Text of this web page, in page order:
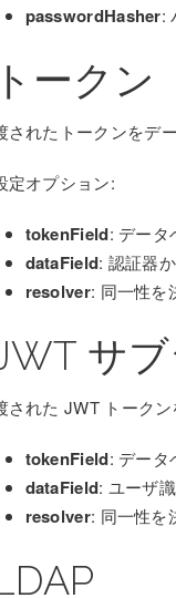
passwordHasher:
トークン
されたトークンをデ
定オプション:
tokenField: データ
dataField: 認証器
resolver: 同一性を
サ
された JWT トークン
tokenField: データ
dataField: ユーザ
resolver: 同一性を